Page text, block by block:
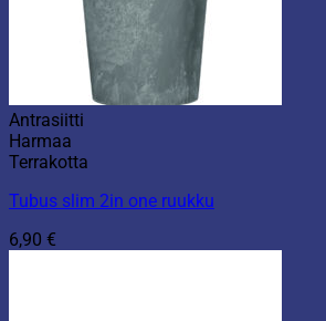
Antrasiitti
Harmaa
Terrakotta
Tubus slim 2in one ruukku
6,90 €